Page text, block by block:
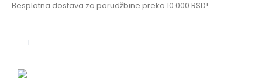
Besplatna dostava za porudžbine preko 10.000 RSD!